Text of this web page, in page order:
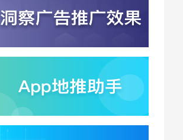
爆硬件分发与全渠道归
因升级
2026-08-03
GPT5.6？超低价API引
爆智能体工具免填码安
蚂蚁灵波首轮拟募资15
亿？具身智能加速产业
落地凸显全链路设备归